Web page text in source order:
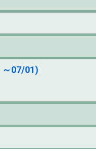
～07/01)